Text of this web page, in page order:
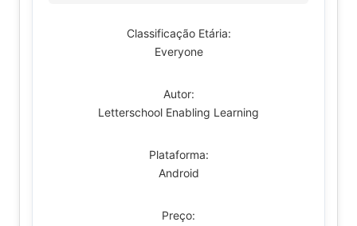
Classificação Etária:
Everyone
Autor:
Letterschool Enabling Learning
Plataforma:
Android
Preço: